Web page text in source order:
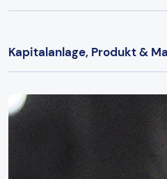
Kapitalanlage, Produkt &